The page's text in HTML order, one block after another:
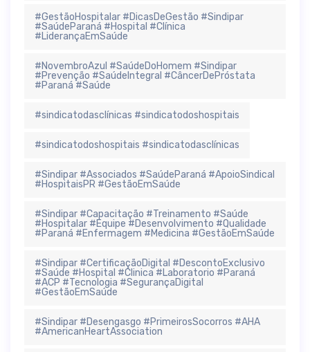
#GestãoHospitalar #DicasDeGestão #Sindipar
#SaúdeParaná #Hospital #Clínica
#LiderançaEmSaúde
#NovembroAzul #SaúdeDoHomem #Sindipar
#Prevenção #SaúdeIntegral #CâncerDePróstata
#Paraná #Saúde
#sindicatodasclínicas #sindicatodoshospitais
#sindicatodoshospitais #sindicatodasclínicas
#Sindipar #Associados #SaúdeParaná #ApoioSindical
#HospitaisPR #GestãoEmSaúde
#Sindipar #Capacitação #Treinamento #Saúde
#Hospitalar #Equipe #Desenvolvimento #Qualidade
#Paraná #Enfermagem #Medicina #GestãoEmSaúde
#Sindipar #CertificaçãoDigital #DescontoExclusivo
#Saúde #Hospital #Clinica #Laboratorio #Paraná
#ACP #Tecnologia #SegurançaDigital
#GestãoEmSaúde
#Sindipar #Desengasgo #PrimeirosSocorros #AHA
#AmericanHeartAssociation